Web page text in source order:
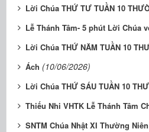
Lời Chúa THỨ TƯ TUẦN 10
Lễ Thánh Tâm- 5 phút Lời Chúa
Lời Chúa THỨ NĂM TUẦN 10
Ách (10/06/2026)
Lời Chúa THỨ SÁU TUẦN 10
Thiếu Nhi VHTK Lễ Thánh Tâm
SNTM Chúa Nhật XI Thường